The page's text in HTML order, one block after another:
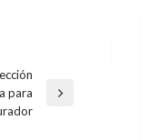
para